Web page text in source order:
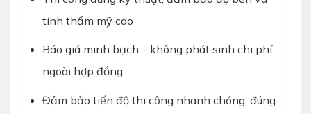
tính thẩm mỹ cao
Báo giá minh bạch – không phát sinh chi phí
ngoài hợp đồng
Đảm bảo tiến độ thi công nhanh chóng, đúng